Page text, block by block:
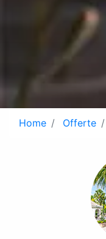
Home Offerte